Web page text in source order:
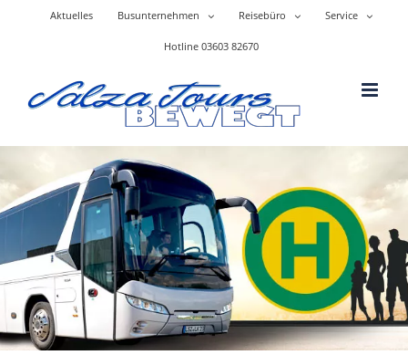
Aktuelles Busunternehmen Reisebüro Service
Hotline 03603 82670